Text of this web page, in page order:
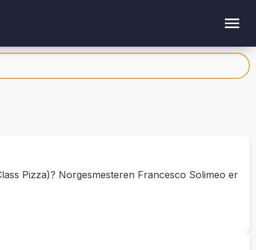
Pizza)? Norgesmesteren Francesco Solimeo er